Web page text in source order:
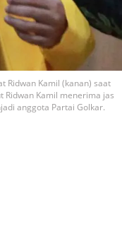
Ridwan Kamil (kanan) saat
Ridwan Kamil menerima jas
anggota Partai Golkar.